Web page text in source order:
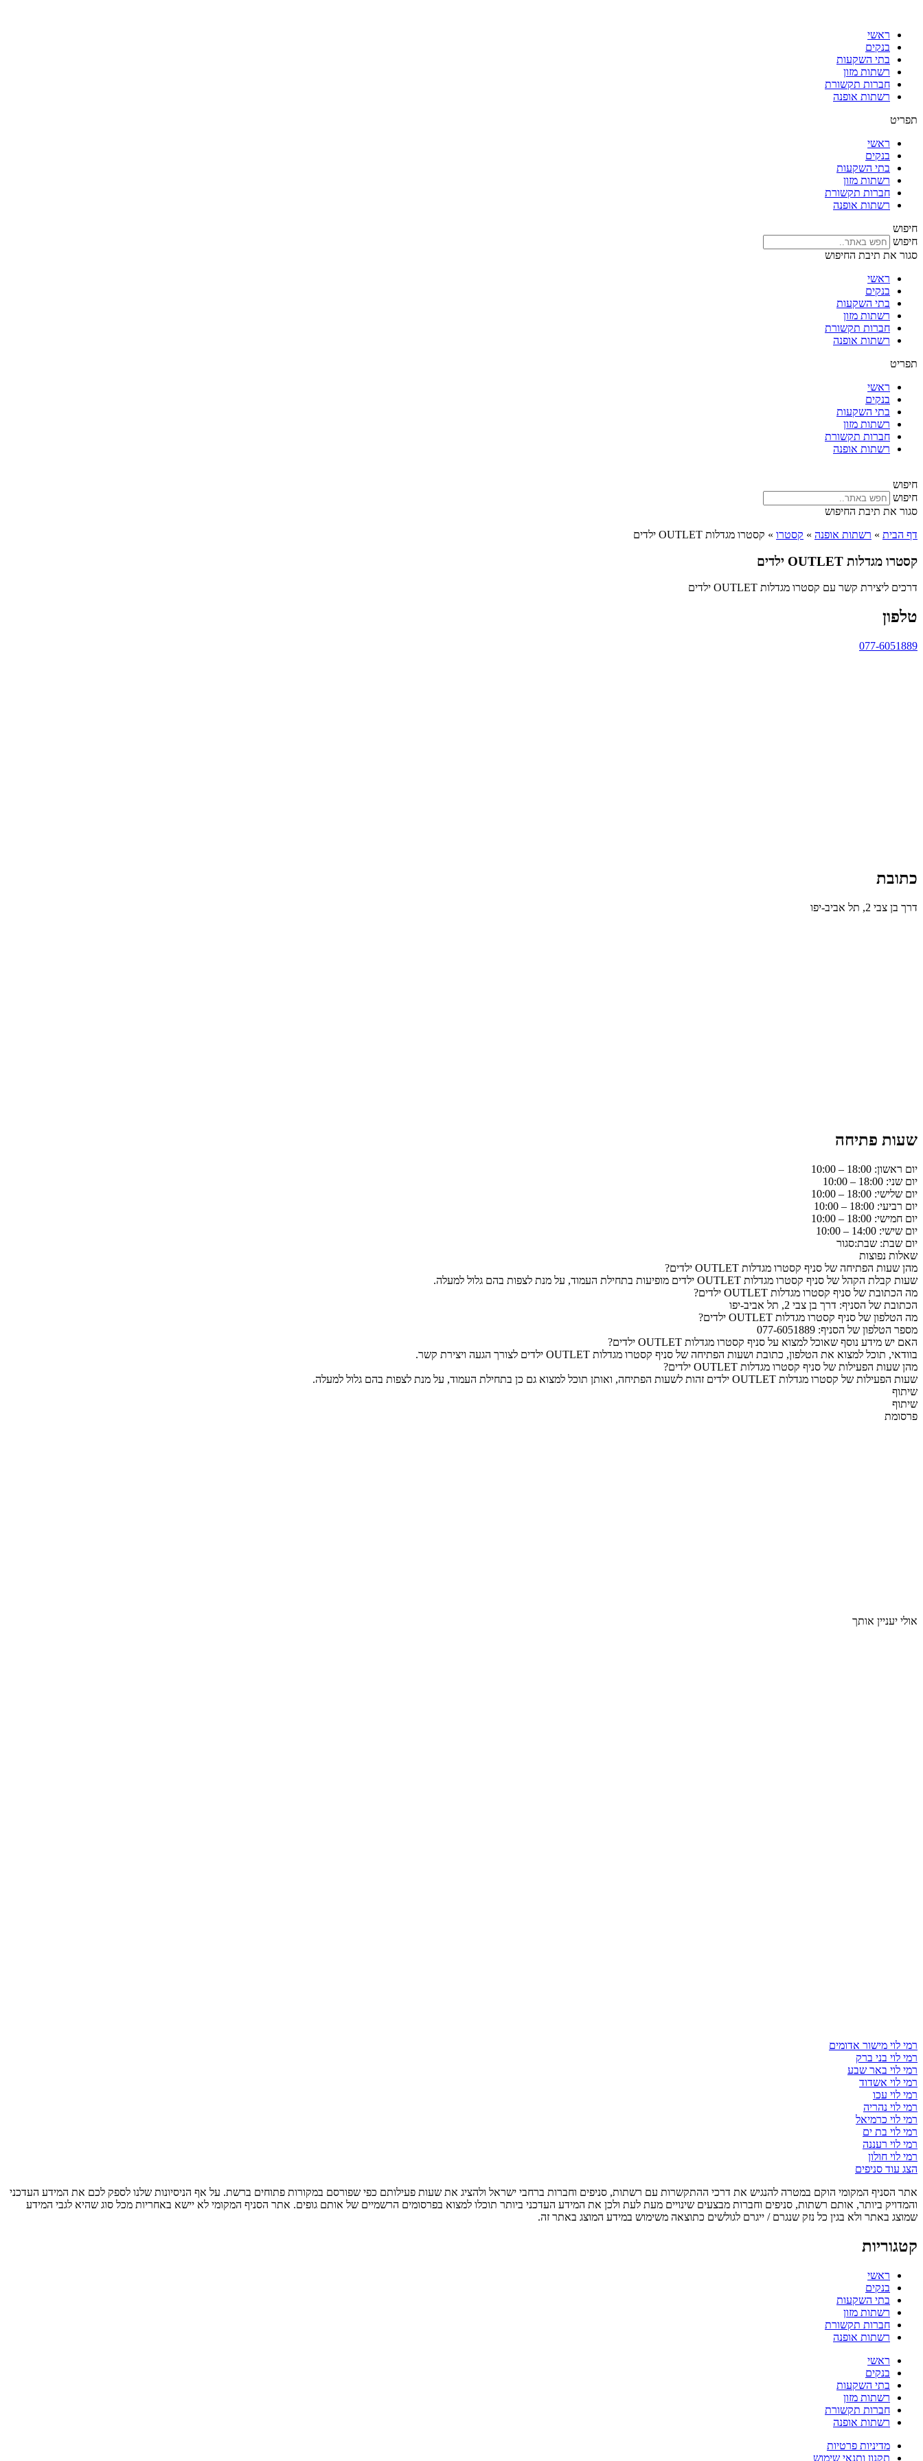
ראשי
בנקים
בתי השקעות
רשתות מזון
חברות תקשורת
רשתות אופנה
תפריט
ראשי
בנקים
בתי השקעות
רשתות מזון
חברות תקשורת
רשתות אופנה
חיפוש
חיפוש
סגור את תיבת החיפוש
ראשי
בנקים
בתי השקעות
רשתות מזון
חברות תקשורת
רשתות אופנה
תפריט
ראשי
בנקים
בתי השקעות
רשתות מזון
חברות תקשורת
רשתות אופנה
חיפוש
חיפוש
סגור את תיבת החיפוש
דף הבית » רשתות אופנה » קסטרו » קסטרו מגדלות OUTLET ילדים
קסטרו מגדלות OUTLET ילדים
דרכים ליצירת קשר עם קסטרו מגדלות OUTLET ילדים
טלפון
077-6051889
כתובת
דרך בן צבי 2, תל אביב-יפו
שעות פתיחה
יום ראשון: 18:00 – 10:00
יום שני: 18:00 – 10:00
יום שלישי: 18:00 – 10:00
יום רביעי: 18:00 – 10:00
יום חמישי: 18:00 – 10:00
יום שישי: 14:00 – 10:00
יום שבת: שבת:סגור
שאלות נפוצות
מהן שעות הפתיחה של סניף קסטרו מגדלות OUTLET ילדים?
שעות קבלת הקהל של סניף קסטרו מגדלות OUTLET ילדים מופיעות בתחילת העמוד, על מנת לצפות בהם גלול למעלה.
מה הכתובת של סניף קסטרו מגדלות OUTLET ילדים?
הכתובת של הסניף: דרך בן צבי 2, תל אביב-יפו
מה הטלפון של סניף קסטרו מגדלות OUTLET ילדים?
מספר הטלפון של הסניף: 077-6051889
האם יש מידע נוסף שאוכל למצוא על סניף קסטרו מגדלות OUTLET ילדים?
בוודאי, תוכל למצוא את הטלפון, כתובת ושעות הפתיחה של סניף קסטרו מגדלות OUTLET ילדים לצורך הגעה ויצירת קשר.
מהן שעות הפעילות של סניף קסטרו מגדלות OUTLET ילדים?
שעות הפעילות של קסטרו מגדלות OUTLET ילדים זהות לשעות הפתיחה, ואותן תוכל למצוא גם כן בתחילת העמוד, על מנת לצפות בהם גלול למעלה.
שיתוף
שיתוף
פרסומת
אולי יעניין אותך
רמי לוי מישור אדומים
רמי לוי בני ברק
רמי לוי באר שבע
רמי לוי אשדוד
רמי לוי עכו
רמי לוי נהריה
רמי לוי כרמיאל
רמי לוי בת ים
רמי לוי רעננה
רמי לוי חולון
הצג עוד סניפים
אתר הסניף המקומי הוקם במטרה להנגיש את דרכי ההתקשרות עם רשתות, סניפים וחברות ברחבי ישראל ולהציג את שעות פעילותם כפי שפורסם במקורות פתוחים ברשת. על אף הניסיונות שלנו לספק לכם את המידע העדכני
והמדויק ביותר, אותם רשתות, סניפים וחברות מבצעים שינויים מעת לעת ולכן את המידע העדכני ביותר תוכלו למצוא בפרסומים הרשמיים של אותם גופים. אתר הסניף המקומי לא יישא באחריות מכל סוג שהיא לגבי המידע
שמוצג באתר ולא בגין כל נזק שנגרם / ייגרם לגולשים כתוצאה משימוש במידע המוצג באתר זה.
קטגוריות
ראשי
בנקים
בתי השקעות
רשתות מזון
חברות תקשורת
רשתות אופנה
ראשי
בנקים
בתי השקעות
רשתות מזון
חברות תקשורת
רשתות אופנה
מדיניות פרטיות
תקנון ותנאי שימוש